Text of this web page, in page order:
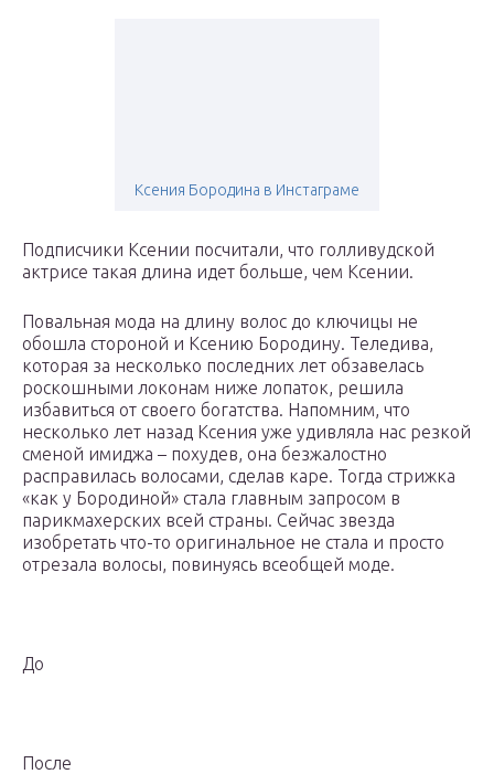
Ксения Бородина в Инстаграме
Подписчики Ксении посчитали, что голливудской
актрисе такая длина идет больше, чем Ксении.
Повальная мода на длину волос до ключицы не
обошла стороной и Ксению Бородину. Теледива,
которая за несколько последних лет обзавелась
роскошными локонам ниже лопаток, решила
избавиться от своего богатства. Напомним, что
несколько лет назад Ксения уже удивляла нас резкой
сменой имиджа – похудев, она безжалостно
расправилась волосами, сделав каре. Тогда стрижка
«как у Бородиной» стала главным запросом в
парикмахерских всей страны. Сейчас звезда
изобретать что-то оригинальное не стала и просто
отрезала волосы, повинуясь всеобщей моде.
До
После